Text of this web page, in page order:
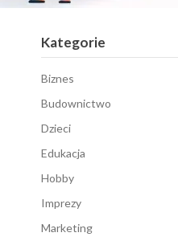
Kategorie
Biznes
Budownictwo
Dzieci
Edukacja
Hobby
Imprezy
Marketing